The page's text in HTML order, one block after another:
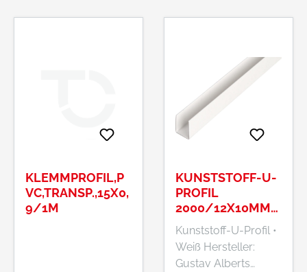
KLEMMPROFIL,P
VC,TRANSP.,15X0,
9/1M
KUNSTSTOFF-U-
PROFIL
2000/12X10MM
WEISS GAH A
LBERTS
Kunststoff-U-Profil •
Weiß Hersteller:
Gustav Alberts